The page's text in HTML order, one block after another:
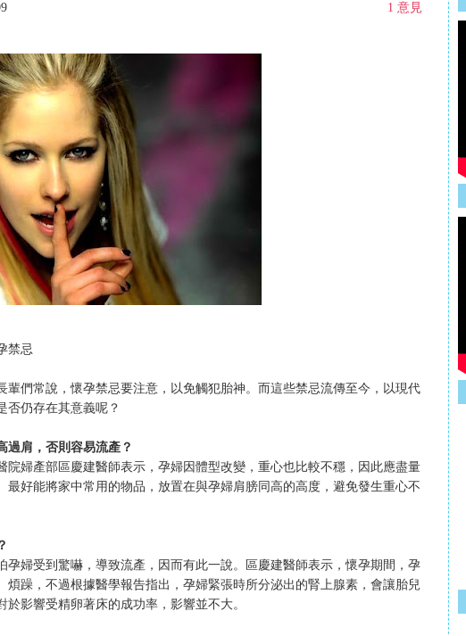
1 意見
禁忌
輩們常說，懷孕禁忌要注意，以免觸犯胎神。而這些禁忌流傳至今，以現代
否仍存在其意義呢？
過肩，否則容易流產？
院婦產部區慶建醫師表示，孕婦因體型改變，重心也比較不穩，因此應盡量
最好能將家中常用的物品，放置在與孕婦肩膀同高的高度，避免發生重心不
孕婦受到驚嚇，導致流產，因而有此一說。區慶建醫師表示，懷孕期間，孕
煩躁，不過根據醫學報告指出，孕婦緊張時所分泌出的腎上腺素，會讓胎兒
於影響受精卵著床的成功率，影響並不大。